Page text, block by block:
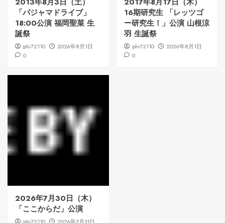
「パジャマドライブ」
18:00公演 福岡聖菜 生
誕祭
phi72110
2026年8月1日
0
16期研究生 「レッツゴ
ー研究生！」公演 山根涼
羽 生誕祭
phi72110
2026年8月1日
0
2026年7月30日（木）
「ここからだ」公演
phi72110 2026年7月31日